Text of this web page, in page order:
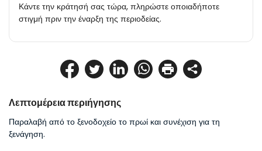
Λεπτομέρεια περιήγησης
Παραλαβή από το ξενοδοχείο το πρωί και συνέχιση για τη
ξενάγηση.
Κάντε την κράτησή σας τώρα, πληρώστε οποιαδήποτε
στιγμή πριν την έναρξη της περιοδείας.